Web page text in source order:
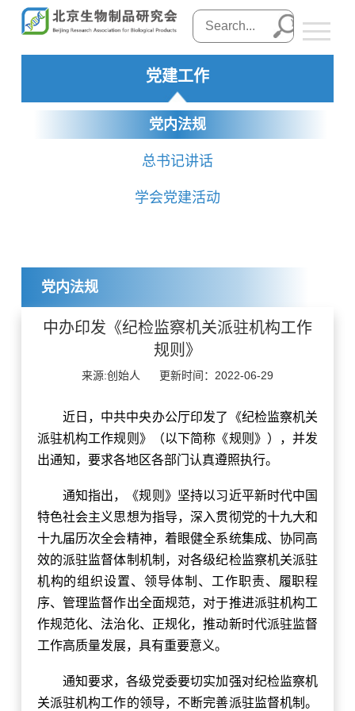
党建工作
党内法规
总书记讲话
学会党建活动
党内法规
中办印发《纪检监察机关派驻机构工作
规则》
来源:创始人 更新时间：2022-06-29
近日，中共中央办公厅印发了《纪检监察机关
派驻机构工作规则》（以下简称《规则》），并发
出通知，要求各地区各部门认真遵照执行。
通知指出，《规则》坚持以习近平新时代中国
特色社会主义思想为指导，深入贯彻党的十九大和
十九届历次全会精神，着眼健全系统集成、协同高
效的派驻监督体制机制，对各级纪检监察机关派驻
机构的组织设置、领导体制、工作职责、履职程
序、管理监督作出全面规范，对于推进派驻机构工
作规范化、法治化、正规化，推动新时代派驻监督
工作高质量发展，具有重要意义。
通知要求，各级党委要切实加强对纪检监察机
关派驻机构工作的领导，不断完善派驻监督机制。